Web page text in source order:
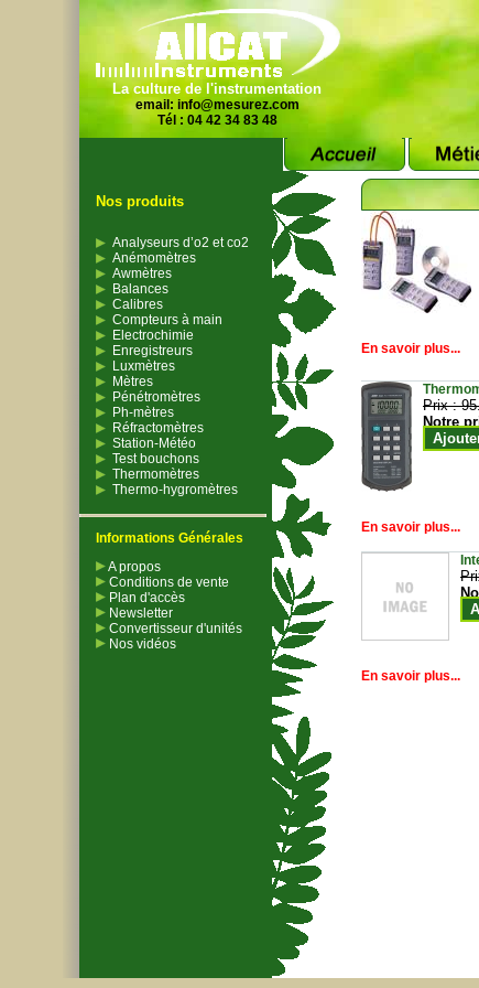
La culture de l'instrumentation
email: info@mesurez.com
Tél : 04 42 34 83 48
Nos produits
Analyseurs d’o2 et co2
Anémomètres
Awmètres
Balances
Calibres
Compteurs à main
Electrochimie
Enregistreurs
Luxmètres
Mètres
Pénétromètres
Ph-mètres
Réfractomètres
Station-Météo
Test bouchons
Thermomètres
Thermo-hygromètres
Informations Générales
A propos
Conditions de vente
Plan d'accès
Newsletter
Convertisseur d'unités
Nos vidéos
En savoir plus...
Prix :
Notre
En savoir plus...
En savoir plus...